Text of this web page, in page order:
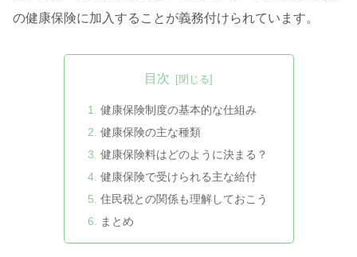
の健康保険に加入することが義務付けられています。
目次
健康保険制度の基本的な仕組み
健康保険の主な種類
健康保険料はどのように決まる？
健康保険で受けられる主な給付
住民税との関係も理解しておこう
まとめ